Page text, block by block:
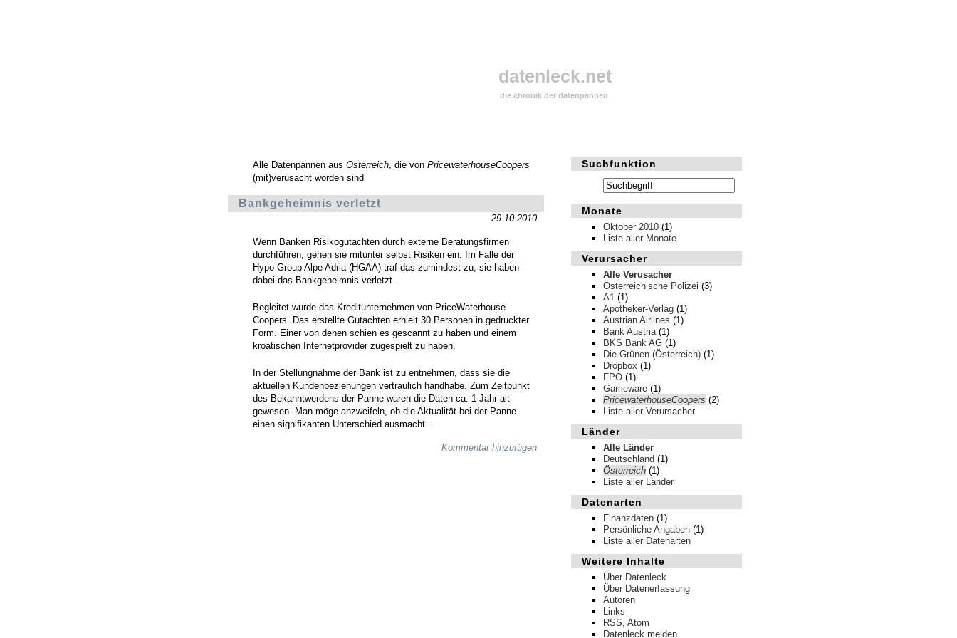
datenleck.net
die chronik der datenpannen
Suchfunktion
Monate
Oktober 2010 (1)
Liste aller Monate
Verursacher
Alle Verusacher
Österreichische Polizei (3)
A1 (1)
Apotheker-Verlag (1)
Austrian Airlines (1)
Bank Austria(1)
BKS Bank AG (1)
Die Grünen (Österreich) (1)
Dropbox (1)
FPÖ (1)
Gameware (1)
PricewaterhouseCoopers (2)
Liste aller Verursacher
Länder
Alle Länder
Deutschland (1)
Österreich (1)
Liste aller Länder
Datenarten
Finanzdaten (1)
Persönliche Angaben (1)
Liste aller Datenarten
Weitere Inhalte
Über Datenleck
Über Datenerfassung
Autoren
Links
RSS, Atom
Datenleck melden
Alle Datenpannen aus Österreich, die von PricewaterhouseCoopers
(mit)verusacht worden sind
Bankgeheimnis verletzt
29.10.2010
Wenn Banken Risikogutachten durch externe Beratungsfirmen
durchführen, gehen sie mitunter selbst Risiken ein. Im Falle der
Hypo Group Alpe Adria (HGAA) traf das zumindest zu, sie haben
dabei das Bankgeheimnis verletzt.
Begleitet wurde das Kreditunternehmen von PriceWaterhouse
Coopers. Das erstellte Gutachten erhielt 30 Personen in gedruckter
Form. Einer von denen schien es gescannt zu haben und einem
kroatischen Internetprovider zugespielt zu haben.
In der Stellungnahme der Bank ist zu entnehmen, dass sie die
aktuellen Kundenbeziehungen vertraulich handhabe. Zum Zeitpunkt
des Bekanntwerdens der Panne waren die Daten ca. 1 Jahr alt
gewesen. Man möge anzweifeln, ob die Aktualität bei der Panne
einen signifikanten Unterschied ausmacht…
Kommentar hinzufügen